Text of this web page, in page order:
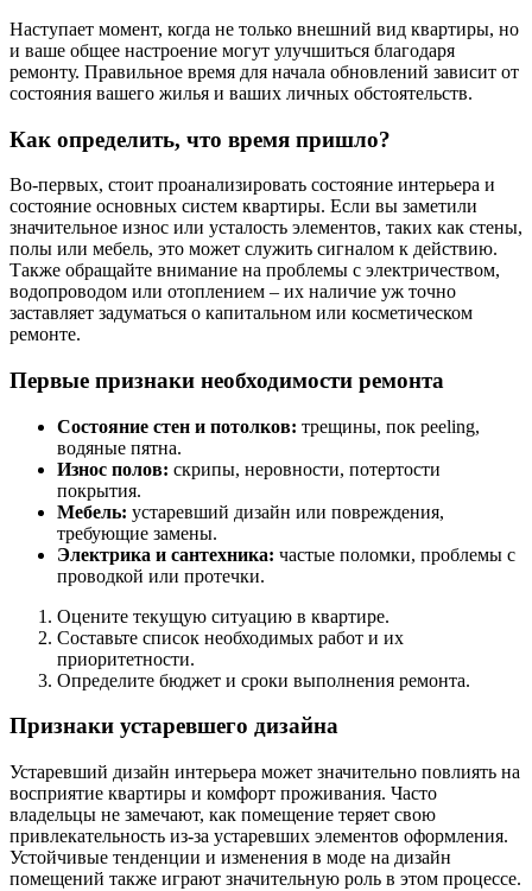
Наступает момент, когда не только внешний вид квартиры, но
и ваше общее настроение могут улучшиться благодаря
ремонту. Правильное время для начала обновлений зависит от
состояния вашего жилья и ваших личных обстоятельств.
Как определить, что время пришло?
Во-первых, стоит проанализировать состояние интерьера и
состояние основных систем квартиры. Если вы заметили
значительное износ или усталость элементов, таких как стены,
полы или мебель, это может служить сигналом к действию.
Также обращайте внимание на проблемы с электричеством,
водопроводом или отоплением – их наличие уж точно
заставляет задуматься о капитальном или косметическом
ремонте.
Первые признаки необходимости ремонта
Состояние стен и потолков: трещины, пок peeling,
водяные пятна.
Износ полов: скрипы, неровности, потертости
покрытия.
Мебель: устаревший дизайн или повреждения,
требующие замены.
Электрика и сантехника: частые поломки, проблемы с
проводкой или протечки.
Оцените текущую ситуацию в квартире.
Составьте список необходимых работ и их
приоритетности.
Определите бюджет и сроки выполнения ремонта.
Признаки устаревшего дизайна
Устаревший дизайн интерьера может значительно повлиять на
восприятие квартиры и комфорт проживания. Часто
владельцы не замечают, как помещение теряет свою
привлекательность из-за устаревших элементов оформления.
Устойчивые тенденции и изменения в моде на дизайн
помещений также играют значительную роль в этом процессе.